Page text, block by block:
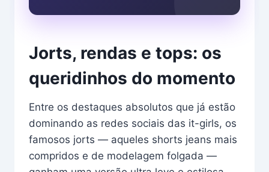
Jorts, rendas e tops: os
queridinhos do momento
Entre os destaques absolutos que já estão
dominando as redes sociais das it-girls, os
famosos jorts — aqueles shorts jeans mais
compridos e de modelagem folgada —